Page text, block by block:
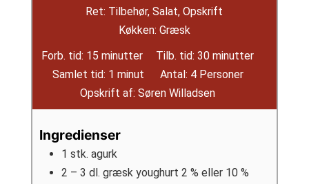
Ret: Tilbehør, Salat, Opskrift
Køkken: Græsk
Forb. tid: 15 minutter
minutter Tilb. tid:30minutter
minutter
Samlet tid: 1 minut
minut Antal: 4 Personer
Opskrift af:Søren Willadsen
Ingredienser
1 stk. agurk
2 – 3 dl. græsk youghurt 2 % eller 10 %